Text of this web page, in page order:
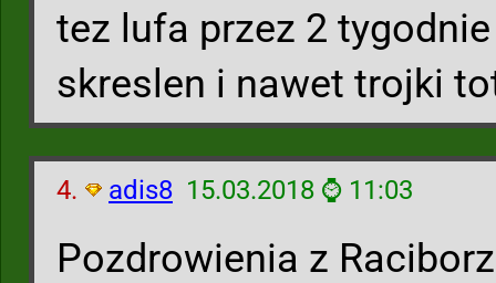
tez lufa przez 2
skreslen i nawet trojki
4. adis8 15.03.2018 ⌚ 11:03
Pozdrowienia z